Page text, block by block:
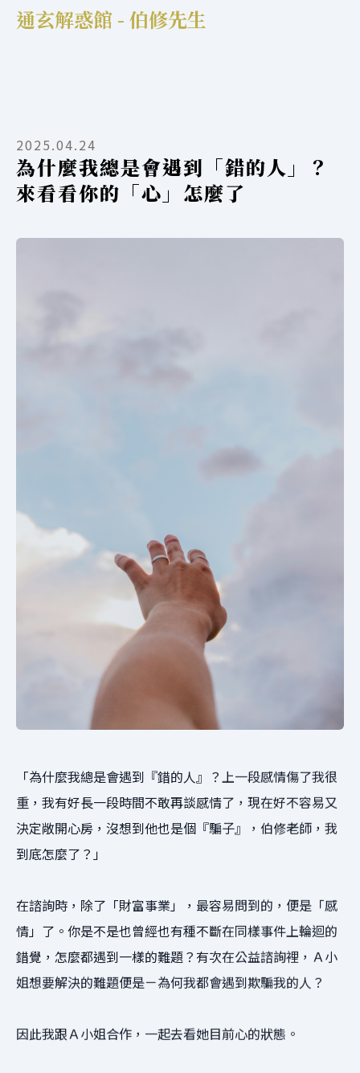
通玄解惑館 - 伯修先生
2025.04.24
為什麼我總是會遇到「錯的人」？
來看看你的「心」怎麼了
「為什麼我總是會遇到『錯的人』？上一段感情傷了我很
重，我有好長一段時間不敢再談感情了，現在好不容易又
決定敞開心房，沒想到他也是個『騙子』，伯修老師，我
到底怎麼了？」
在諮詢時，除了「財富事業」，最容易問到的，便是「感
情」了。你是不是也曾經也有種不斷在同樣事件上輪迴的
錯覺，怎麼都遇到一樣的難題？有次在公益諮詢裡，Ａ小
姐想要解決的難題便是－為何我都會遇到欺騙我的人？
因此我跟Ａ小姐合作，一起去看她目前心的狀態。